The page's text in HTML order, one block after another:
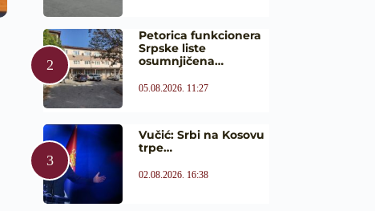
Petorica funkcionera
Srpske liste
osumnjičena…
05.08.2026. 11:27
Vučić: Srbi na Kosovu
trpe…
02.08.2026. 16:38